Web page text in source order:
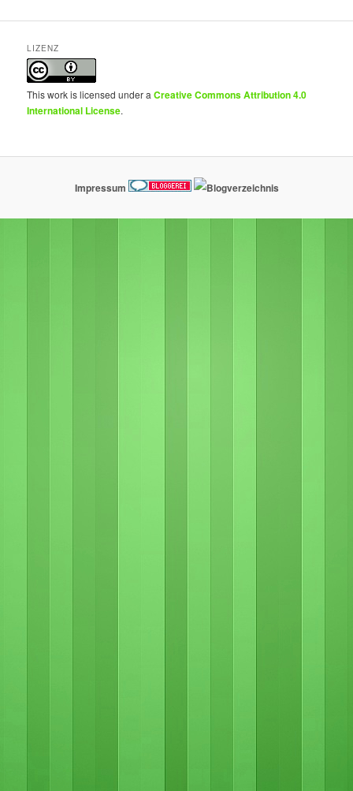
LIZENZ
This work is licensed under aCreative Commons Attribution 4.0
International License.
Impressum